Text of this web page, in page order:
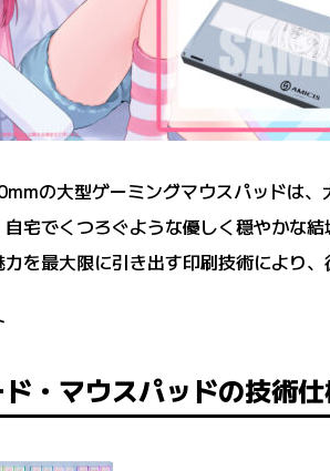
の大型ゲーミングマウスパッドは、
宅でくつろぐような優しく穏やかな
を最大限に引き出す印刷技術により
・マウスパッドの技術